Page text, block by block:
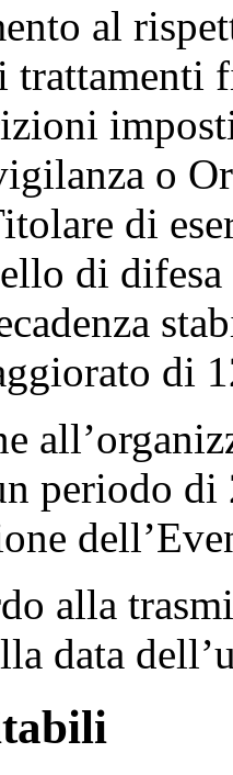
al
trattamenti
o
di
di
di
periodo di
alla
data